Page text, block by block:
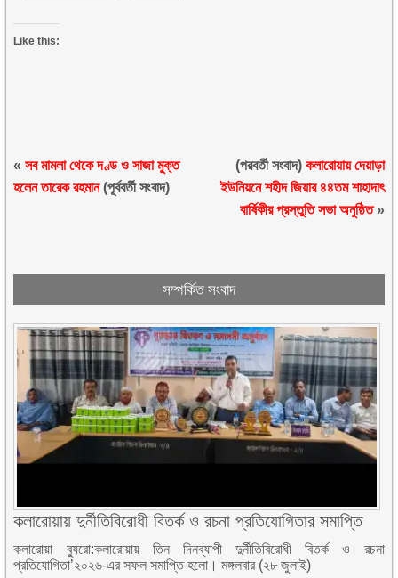
Like this:
«সব মামলা থেকে দণ্ড ও সাজা মুক্ত
হলেন তারেক রহমান(পূর্ববর্তী সংবাদ)
(পরবর্তী সংবাদ) কলারোয়ায় দেয়াড়া
ইউনিয়নে শহীদ জিয়ার ৪৪তম শাহাদাৎ
বার্ষিকীর প্রস্তুতি সভা অনুষ্ঠিত»
সম্পর্কিত সংবাদ
কলারোয়ায় দুর্নীতিবিরোধী বিতর্ক ও রচনা প্রতিযোগিতার সমাপ্তি
কলারোয়া ব্যুরো:কলারোয়ায় তিন দিনব্যাপী দুর্নীতিবিরোধী বিতর্ক ও রচনা
প্রতিযোগিতা’২০২৬-এর সফল সমাপ্তি হলো। মঙ্গলবার (২৮ জুলাই)